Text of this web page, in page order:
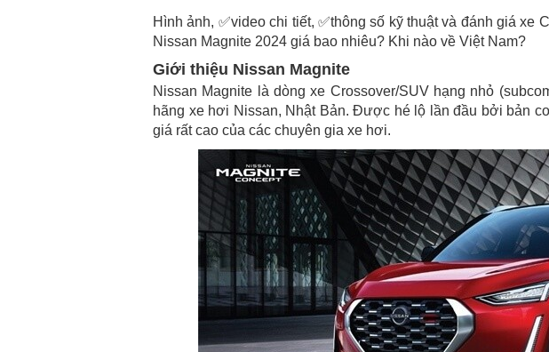
Hình ảnh, ✅video chi tiết, ✅thông số kỹ thuật và đánh giá xe
Nissan Magnite 2024 giá bao nhiêu? Khi nào về Việt Nam?
Giới thiệu Nissan Magnite
Nissan Magnite là dòng xe Crossover/SUV hạng nhỏ
hãng xe hơi Nissan, Nhật Bản. Được hé lộ lần đầu bởi bản
giá rất cao của các chuyên gia xe hơi.